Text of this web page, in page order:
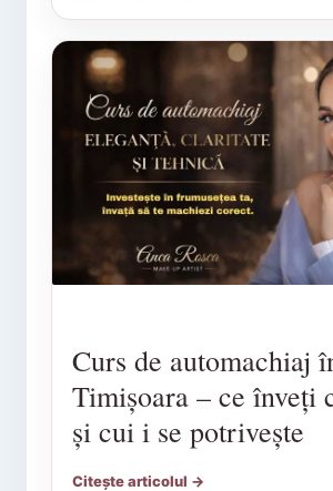
Curs de automachiaj
Timișoara – ce înveți
și cui i se potrivește
Citește articolul →